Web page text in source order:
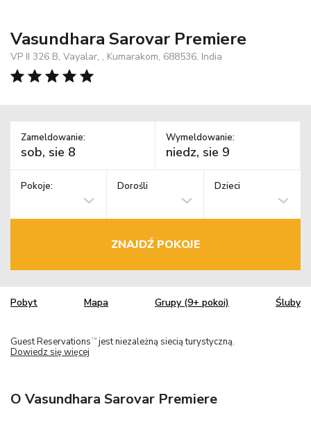
Vasundhara Sarovar Premiere
VP II 326 B, Vayalar, , Kumarakom, 688536, India
Zameldowanie: Wymeldowanie:
Pokoje: Dorośli Dzieci
ZNAJDŹ POKOJE
Pobyt Mapa Grupy (9+ pokoi) Śluby
Guest Reservations TM jest niezależną siecią turystyczną.
Dowiedz się więcej
O Vasundhara Sarovar Premiere